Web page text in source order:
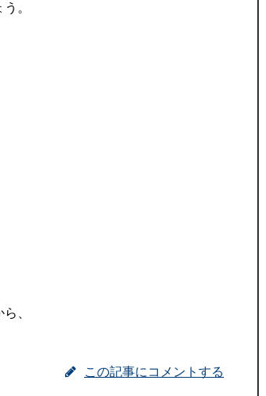
。
、
この記事にコメントする